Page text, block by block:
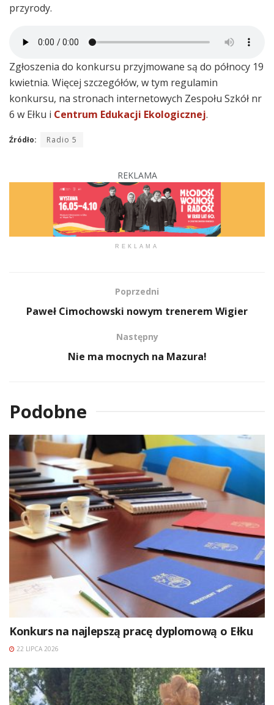
przyrody.
Zgłoszenia do konkursu przyjmowane są do północy 19
kwietnia. Więcej szczegółów, w tym regulamin
konkursu, na stronach internetowych Zespołu Szkół nr
6 w Ełku i Centrum Edukacji Ekologicznej.
Źródło: Radio 5
REKLAMA
REKLAMA
Poprzedni
Paweł Cimochowski nowym trenerem Wigier
Następny
Nie ma mocnych na Mazura!
Podobne
Konkurs na najlepszą pracę dyplomową o Ełku
22 LIPCA 2026